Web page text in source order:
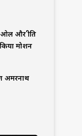
और प्रीति
प्रमोशन
अमरनाथ